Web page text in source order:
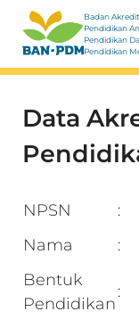
Badan
Pendidikan
Pendidikan
Pendidikan
Data
NPSN :
Nama
:
Bentuk
Pendidikan
: